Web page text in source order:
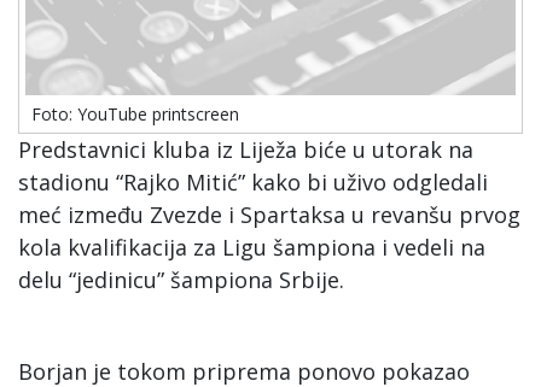
Foto: YouTube printscreen
Predstavnici kluba iz Liježa biće u utorak na
stadionu “Rajko Mitić” kako bi uživo odgledali
meć između Zvezde i Spartaksa u revanšu prvog
kola kvalifikacija za Ligu šampiona i vedeli na
delu “jedinicu” šampiona Srbije.
Borjan je tokom priprema ponovo pokazao